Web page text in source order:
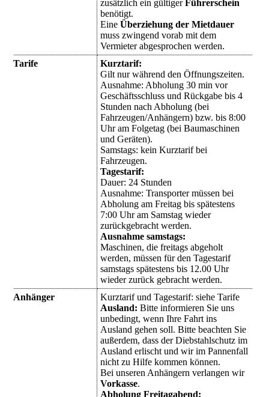
zusätzlich ein gültigerFührerschein
benötigt.
EineÜberziehung der Mietdauer
muss zwingend vorab mit dem
Vermieter abgesprochen werden.
Tarife
Kurztarif:
Gilt nur während den Öffnungszeiten.
Ausnahme: Abholung 30 min vor
Geschäftsschluss und Rückgabe bis 4
Stunden nach Abholung (bei
Fahrzeugen/Anhängern) bzw. bis 8:00
Uhr am Folgetag (bei Baumaschinen
und Geräten).
Samstags: kein Kurztarif bei
Fahrzeugen.
Tagestarif:
Dauer: 24 Stunden
Ausnahme: Transporter müssen bei
Abholung am Freitag bis spätestens
7:00 Uhr am Samstag wieder
zurückgebracht werden.
Ausnahme samstags:
Maschinen, die freitags abgeholt
werden, müssen für den Tagestarif
samstags spätestens bis 12.00 Uhr
wieder zurück gebracht werden.
Anhänger
Kurztarif und Tagestarif: siehe Tarife
Ausland: Bitte informieren Sie uns
unbedingt, wenn Ihre Fahrt ins
Ausland gehen soll. Bitte beachten Sie
außerdem, dass der Diebstahlschutz im
Ausland erlischt und wir im Pannenfall
nicht zu Hilfe kommen können.
Bei unseren Anhängern verlangen wir
Vorkasse.
Abholung Freitagabend: